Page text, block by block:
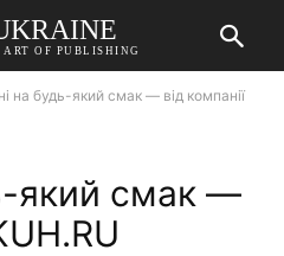
OF PUBLISHING
на будь-який смак — від компанії
який смак —